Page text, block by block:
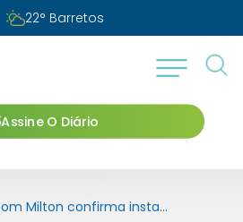
22° Barretos
Assine O Diário
Dom Milton confirma instalação de Quase Paróquia